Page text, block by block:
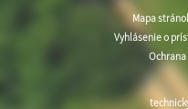
Mapa
Vyhlásenie o